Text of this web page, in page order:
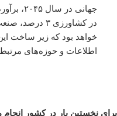
جهانی در
خواهد بود که زیر ساخت
اطلاعات و حوزه‌های
برای نخستین بار در کشور